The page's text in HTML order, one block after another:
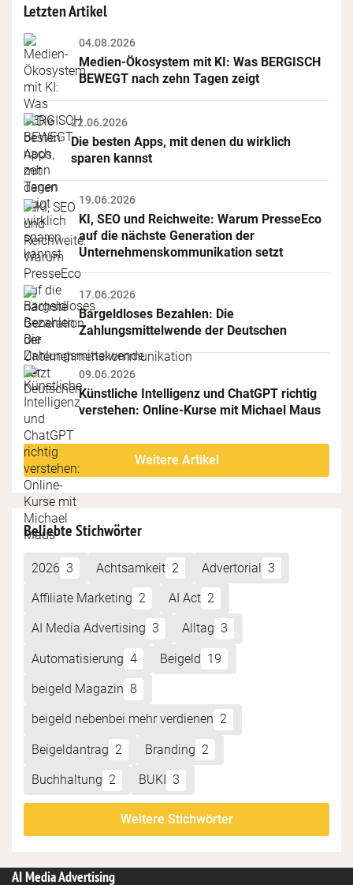
Letzten Artikel
04.08.2026
Medien-Ökosystem mit KI: Was BERGISCH
BEWEGT nach zehn Tagen zeigt
22.06.2026
Die besten Apps, mit denen du wirklich
sparen kannst
19.06.2026
KI, SEO und Reichweite: Warum PresseEco
auf die nächste Generation der
Unternehmenskommunikation setzt
17.06.2026
Bargeldloses Bezahlen: Die
Zahlungsmittelwende der Deutschen
09.06.2026
Künstliche Intelligenz und ChatGPT richtig
verstehen: Online-Kurse mit Michael Maus
Weitere Artikel
Beliebte Stichwörter
2026 3 Achtsamkeit 2 Advertorial 3
Affiliate Marketing 2 AI Act 2
AI Media Advertising 3 Alltag 3
Automatisierung 4 Beigeld 19
beigeld Magazin 8
beigeld nebenbei mehr verdienen 2
Beigeldantrag 2 Branding 2
Buchhaltung 2 BUKI 3
Weitere Stichwörter
AI Media Advertising